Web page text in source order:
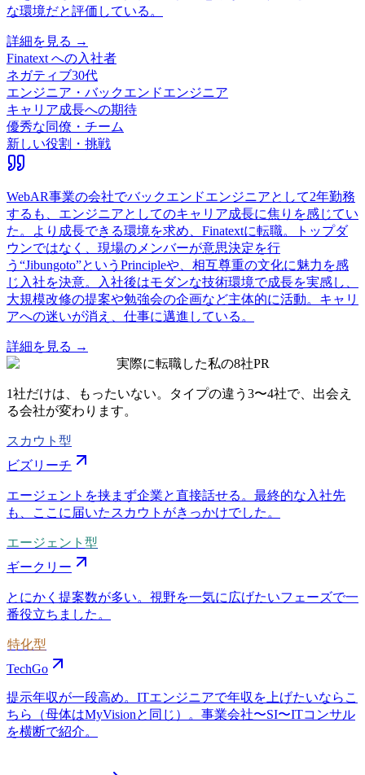
な環境だと評価している。
詳細を見る →
Finatext への入社者
ネガティブ30代
エンジニア・バックエンドエンジニア
キャリア成長への期待
優秀な同僚・チーム
新しい役割・挑戦
WebAR事業の会社でバックエンドエンジニアとして2年勤務
するも、エンジニアとしてのキャリア成長に焦りを感じてい
た。より成長できる環境を求め、Finatextに転職。トップダ
ウンではなく、現場のメンバーが意思決定を行
う“Jibungoto”というPrincipleや、相互尊重の文化に魅力を感
じ入社を決意。入社後はモダンな技術環境で成長を実感し、
大規模改修の提案や勉強会の企画など主体的に活動。キャリ
アへの迷いが消え、仕事に邁進している。
詳細を見る →
実際に転職した私の8社PR
1社だけは、もったいない。タイプの違う 3〜4社で、出会え
る会社が変わります。
スカウト型
ビズリーチ
エージェントを挟まず企業と直接話せる。最終的な入社先
も、ここに届いたスカウトがきっかけでした。
エージェント型
ギークリー
とにかく提案数が多い。視野を一気に広げたいフェーズで一
番役立ちました。
特化型
TechGo
提示年収が一段高め。ITエンジニアで年収を上げたいならこ
ちら（母体はMyVisionと同じ）。事業会社〜SI〜ITコンサル
を横断で紹介。